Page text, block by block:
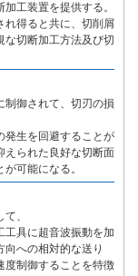
工装置を提供する。
れ得ると共に、切削屑
な切断加工方法及び切
制御されて、切刃の損
発生を回避することが
えられた良好な切断面
可能になる。
、
工具に超音波振動を加
への相対的な送り
度制御することを特徴